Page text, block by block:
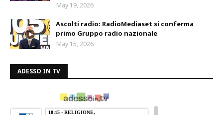
May 19, 2026
Ascolti radio: RadioMediaset si conferma
primo Gruppo radio nazionale
May 15, 2026
ADESSO IN TV